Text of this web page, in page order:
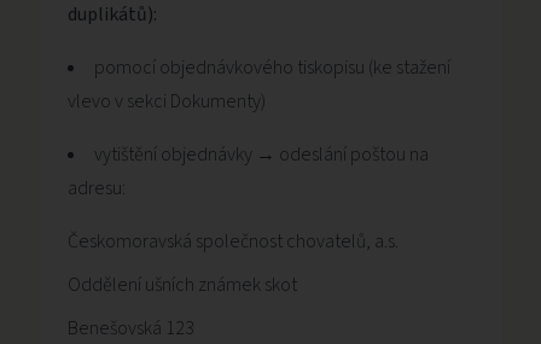
duplikátů):
pomocí objednávkového tiskopisu (ke stažení
vlevo v sekci Dokumenty)
vytištění objednávky → odeslání poštou na
adresu:
Českomoravská společnost chovatelů, a.s.
Oddělení ušních známek skot
Benešovská 123